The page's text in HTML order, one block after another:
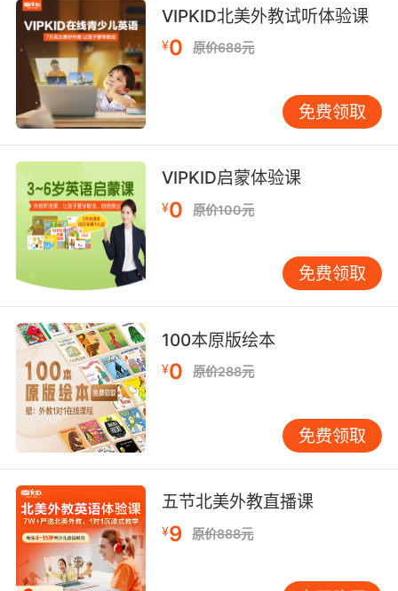
罗丝 有个原本应该死去的人现在还活着
7. I will stay alive to keep them alive.
我会为了保护他们而活下去
8. It's still alive, darling. It's still alive.
它还活着 亲爱的 它还活着
9. I'm alive, and it's over, and you did it.
我还活着 已经结束了 你做到了
10. I would be alive if it wasn't for him.
要不是他 我现在还活着
VIPKID北美外教试听体验课
¥0 原价688元
免费领取
VIPKID启蒙体验课
¥0 原价100元
免费领取
100本原版绘本
¥0 原价288元
免费领取
五节北美外教直播课
¥9 原价888元